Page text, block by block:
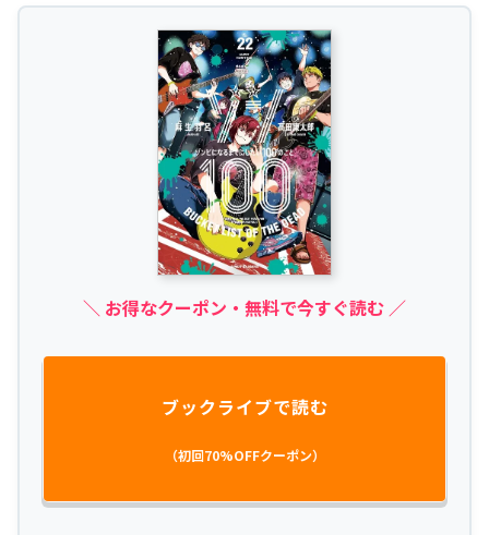
＼ お得なクーポン・無料で今すぐ読む ／
ブックライブで読む
（初回70%OFFクーポン）